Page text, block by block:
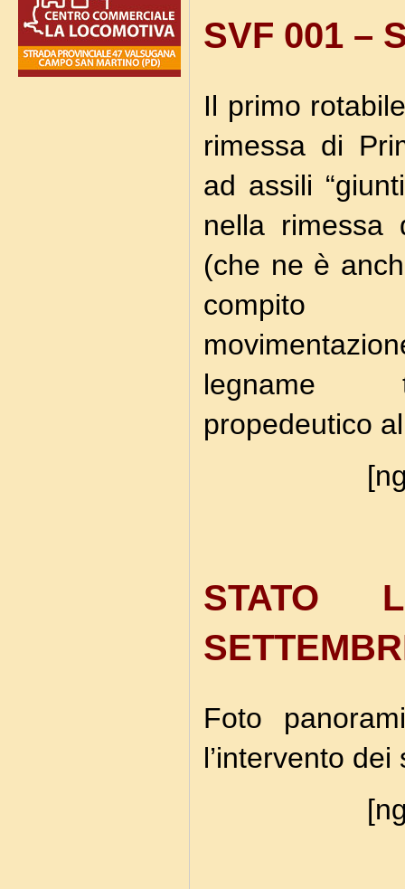
SVF 001 –
Il primo
rimessa di
ad assili
nella rimessa
(che ne è
compito
legname
propedeutico
STATO
Foto
l’intervento dei